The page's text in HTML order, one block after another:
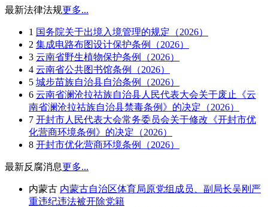
最新法律法规更多...
1 国务院关于出境入境管理的规定（2026）
2 集成电路布图设计保护条例（2026）
3 云南省野生植物保护条例（2026）
4 云南省公共图书馆条例（2026）
5 城步苗族自治县自治条例（2026）
6 云南省澜沧拉祜族自治县人民代表大会关于废止《云
南省澜沧拉祜族自治县禁毒条例》的决定（2026）
7 开封市人民代表大会常务委员会关于修改《开封市优
化营商环境条例》的决定（2026）
8 开封市优化营商环境条例（2026）
最新反腐消息更多...
内蒙古 内蒙古自治区体育局原党组成员、副局长吴刚严
重违纪违法被开除党籍